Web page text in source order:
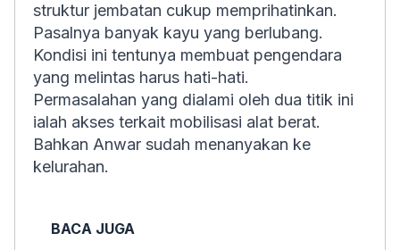
struktur jembatan cukup memprihatinkan.
Pasalnya banyak kayu yang berlubang.
Kondisi ini tentunya membuat pengendara
yang melintas harus hati-hati.
Permasalahan yang dialami oleh dua titik ini
ialah akses terkait mobilisasi alat berat.
Bahkan Anwar sudah menanyakan ke
kelurahan.
BACA JUGA